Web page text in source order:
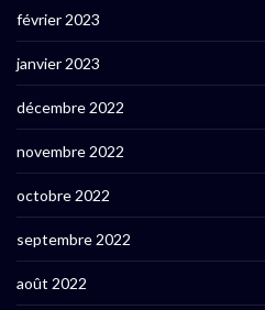
février 2023
janvier 2023
décembre 2022
novembre 2022
octobre 2022
septembre 2022
août 2022